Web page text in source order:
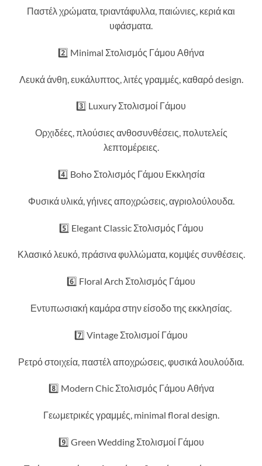
Παστέλ χρώματα, τριαντάφυλλα, παιώνιες, κεριά και
υφάσματα.
2️⃣ Minimal Στολισμός Γάμου Αθήνα
Λευκά άνθη, ευκάλυπτος, λιτές γραμμές, καθαρό design.
3️⃣ Luxury Στολισμοί Γάμου
Ορχιδέες, πλούσιες ανθοσυνθέσεις, πολυτελείς
λεπτομέρειες.
4️⃣ Boho Στολισμός Γάμου Εκκλησία
Φυσικά υλικά, γήινες αποχρώσεις, αγριολούλουδα.
5️⃣ Elegant Classic Στολισμός Γάμου
Κλασικό λευκό, πράσινα φυλλώματα, κομψές συνθέσεις.
6️⃣ Floral Arch Στολισμός Γάμου
Εντυπωσιακή καμάρα στην είσοδο της εκκλησίας.
7️⃣ Vintage Στολισμοί Γάμου
Ρετρό στοιχεία, παστέλ αποχρώσεις, φυσικά λουλούδια.
8️⃣ Modern Chic Στολισμός Γάμου Αθήνα
Γεωμετρικές γραμμές, minimal floral design.
9️⃣ Green Wedding Στολισμοί Γάμου